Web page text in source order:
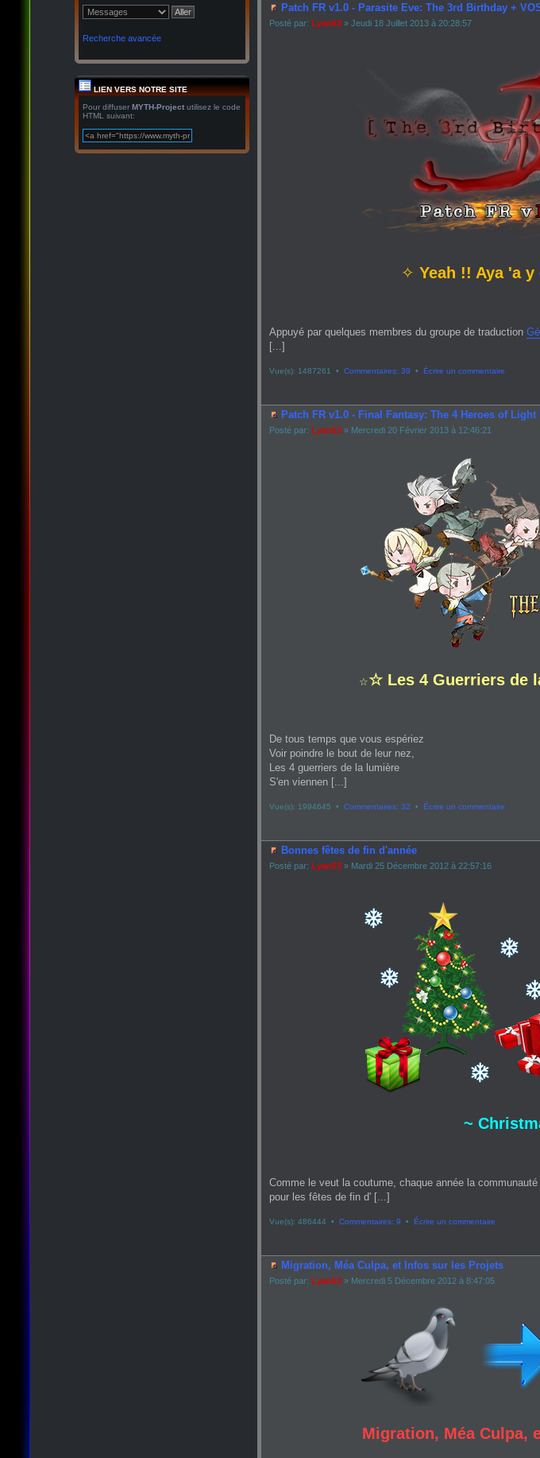
Recherche avancée
LIEN VERS NOTRE SITE
Pour diffuser MYTH-Projectutilisez le code
HTML suivant:
Patch FR v1.0 - Parasite Eve: The 3rd Birthday +
Posté par: Lyan53» Jeudi 18 Juillet 2013 à 20:28:57
✧ Yeah !! Aya 'a
Appuyé par quelques membres du groupe de traduction
[...]
Vue(s): 1487261 • Commentaires: 39 • Écrire un commentaire
Patch FR v1.0 - Final Fantasy: The 4 Heroes of Light
Posté par: Lyan53» Mercredi 20 Février 2013 à 12:46:21
☆☆ Les 4 Guerriers de
De tous temps que vous espériez
Voir poindre le bout de leur nez,
Les 4 guerriers de la lumière
S'en viennen [...]
Vue(s): 1994645 • Commentaires: 32 • Écrire un commentaire
Bonnes fêtes de fin d'année
Posté par: Lyan53» Mardi 25 Décembre 2012 à 22:57:16
~
Comme le veut la coutume, chaque année la
pour les fêtes de fin d' [...]
Vue(s): 486444 • Commentaires: 9 • Écrire un commentaire
Migration, Méa Culpa, et Infos sur les Projets
Posté par: Lyan53» Mercredi 5 Décembre 2012 à 8:47:05
Migration, Méa Culpa,